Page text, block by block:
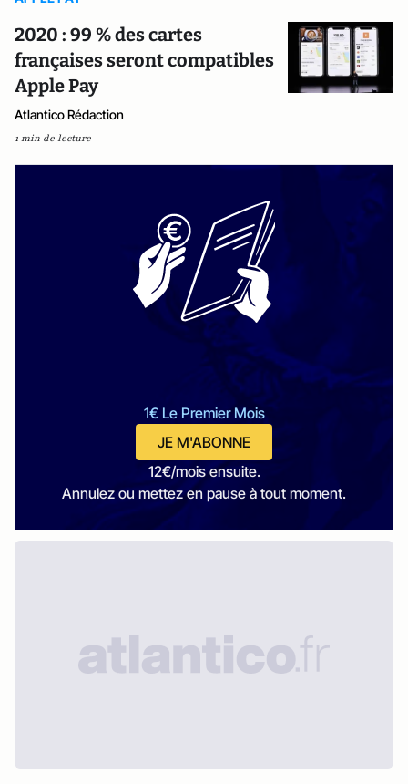
2020 : 99 % des cartes
françaises seront compatibles
Apple Pay
Atlantico Rédaction
1 min de lecture
1€ Le Premier Mois
JE M'ABONNE
12€/mois ensuite.
Annulez ou mettez en pause à tout moment.